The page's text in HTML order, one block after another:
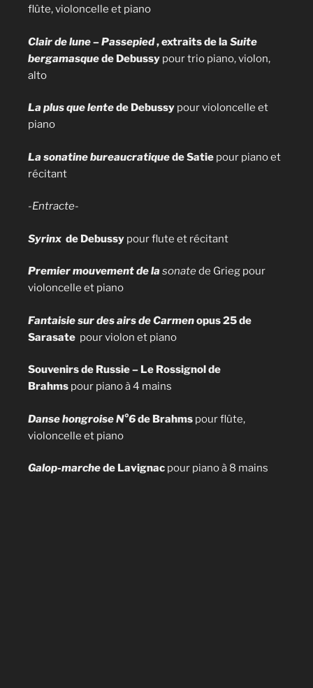
flûte, violoncelle et piano
Clair de lune – Passepied, extraits de la Suite
bergamasquede Debussy pour trio piano, violon,
alto
La plus que lentede Debussy pour violoncelle et
piano
La sonatine bureaucratiquede Satie pour piano et
récitant
-Entracte-
Syrinx de Debussy pour flute et récitant
Premier mouvement de la sonatede Grieg pour
violoncelle et piano
Fantaisiesur des airs de Carmenopus 25 de
Sarasate pour violon et piano
Souvenirs de Russie – Le Rossignol de
Brahms pour piano à 4 mains
Danse hongroise N°6de Brahms pour flûte,
violoncelle et piano
Galop-marchede Lavignac pour piano à 8 mains